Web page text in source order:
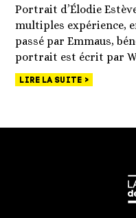
Portrait d’Élodie
multiples expérience,
passé par Emmaus,
portrait est écrit par
LIRE LA SUITE